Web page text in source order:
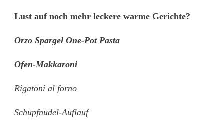
Lust auf noch mehr leckere warme Gerichte?
Orzo Spargel One-Pot Pasta
Ofen-Makkaroni
Rigatoni al forno
Schupfnudel-Auflauf